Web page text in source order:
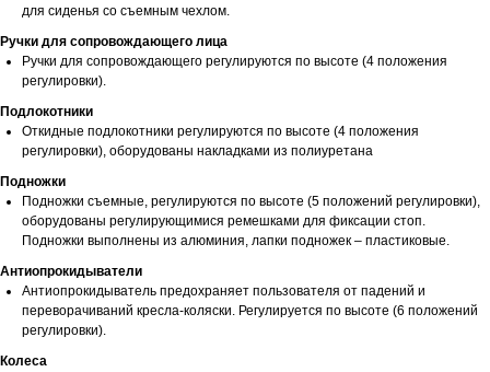
для сиденья со съемным чехлом.
Ручки для сопровождающего лица
Ручки для сопровождающего регулируются по высоте (4 положения
регулировки).
Подлокотники
Откидные подлокотники регулируются по высоте (4 положения
регулировки), оборудованы накладками из полиуретана
Подножки
Подножки съемные, регулируются по высоте (5 положений регулировки),
оборудованы регулирующимися ремешками для фиксации стоп.
Подножки выполнены из алюминия, лапки подножек – пластиковые.
Антиопрокидыватели
Антиопрокидыватель предохраняет пользователя от падений и
переворачиваний кресла-коляски. Регулируется по высоте (6 положений
регулировки).
Колеса